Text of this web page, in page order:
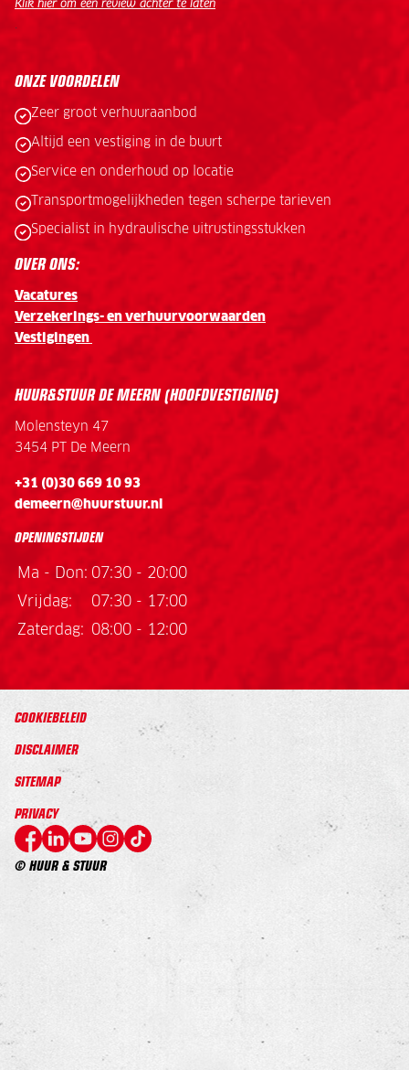
Klik hier om een review achter te laten
.
ONZE VOORDELEN
Zeer groot verhuuraanbod
Altijd een vestiging in de buurt
Service en onderhoud op locatie
Transportmogelijkheden tegen scherpe tarieven
Specialist in hydraulische uitrustingsstukken
OVER ONS:
Vacatures
Verzekerings- en verhuurvoorwaarden
Vestigingen
HUUR&STUUR DE MEERN (HOOFDVESTIGING)
Molensteyn 47
3454 PT De Meern
+31 (0)30 669 10 93
demeern@huurstuur.nl
OPENINGSTIJDEN
Ma - Don: 07:30 - 20:00
Vrijdag:
07:30 - 17:00
Zaterdag:
08:00 - 12:00
© HUUR & STUUR
COOKIEBELEID
DISCLAIMER
SITEMAP
PRIVACY